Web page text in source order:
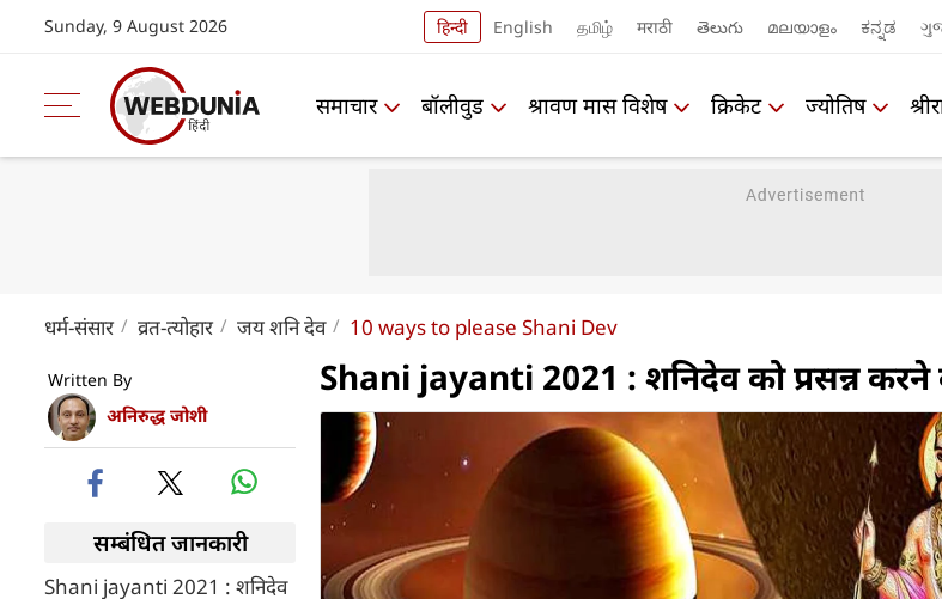
Sunday, 9 August 2026 हिन्दी English தமிழ் मराठी తెలుగు മലയാളം ಕನ್ನಡ
समाचार बॉलीवुड श्रावण मास विशेष क्रिकेट ज्योतिष
धर्म-संसार व्रत-त्योहार जय शनि देव 10 ways to please Shani Dev
Written By
अनिरुद्ध जोशी
सम्बंधित जानकारी
Shani jayanti 2021 : शनिदेव
Shani jayanti 2021 : शनिदेव को प्रसन्न